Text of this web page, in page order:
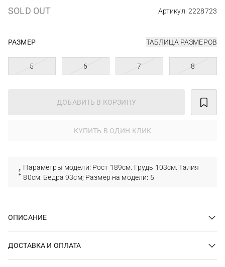
SOLD OUT Артикул: 2228723
РАЗМЕР ТАБЛИЦА РАЗМЕРОВ
5 6 7 8
ДОБАВИТЬ В КОРЗИНУ
КУПИТЬ В ОДИН КЛИК
Параметры модели: Рост 189см. Грудь 103см. Талия
80см. Бедра 93см; Размер на модели: 5
ОПИСАНИЕ
ДОСТАВКА И ОПЛАТА